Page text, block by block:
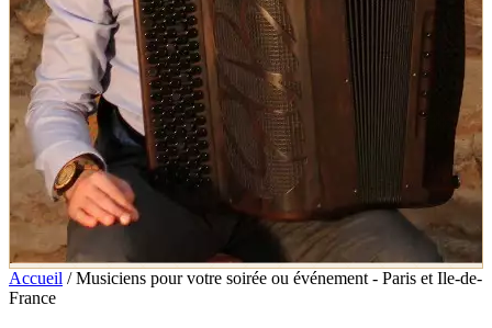
Accueil / Musiciens pour votre soirée ou événement - Paris et Ile-de-
France